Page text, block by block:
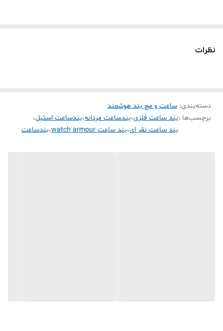
🔷جنس: فولاد ضد زنگ🔸
نظرات
دسته‌بندی: ساعت و مچ بند هوشمند
برچسب‌ها :بند ساعت فلزی،بندساعت مردانه،بندساعت استیل،
بند ساعت نقر ای،بند ساعت watch armour ،بندساعت